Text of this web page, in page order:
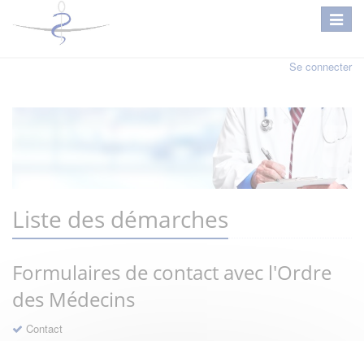
Se connecter
Liste des démarches
Formulaires de contact avec l'Ordre
des Médecins
Contact